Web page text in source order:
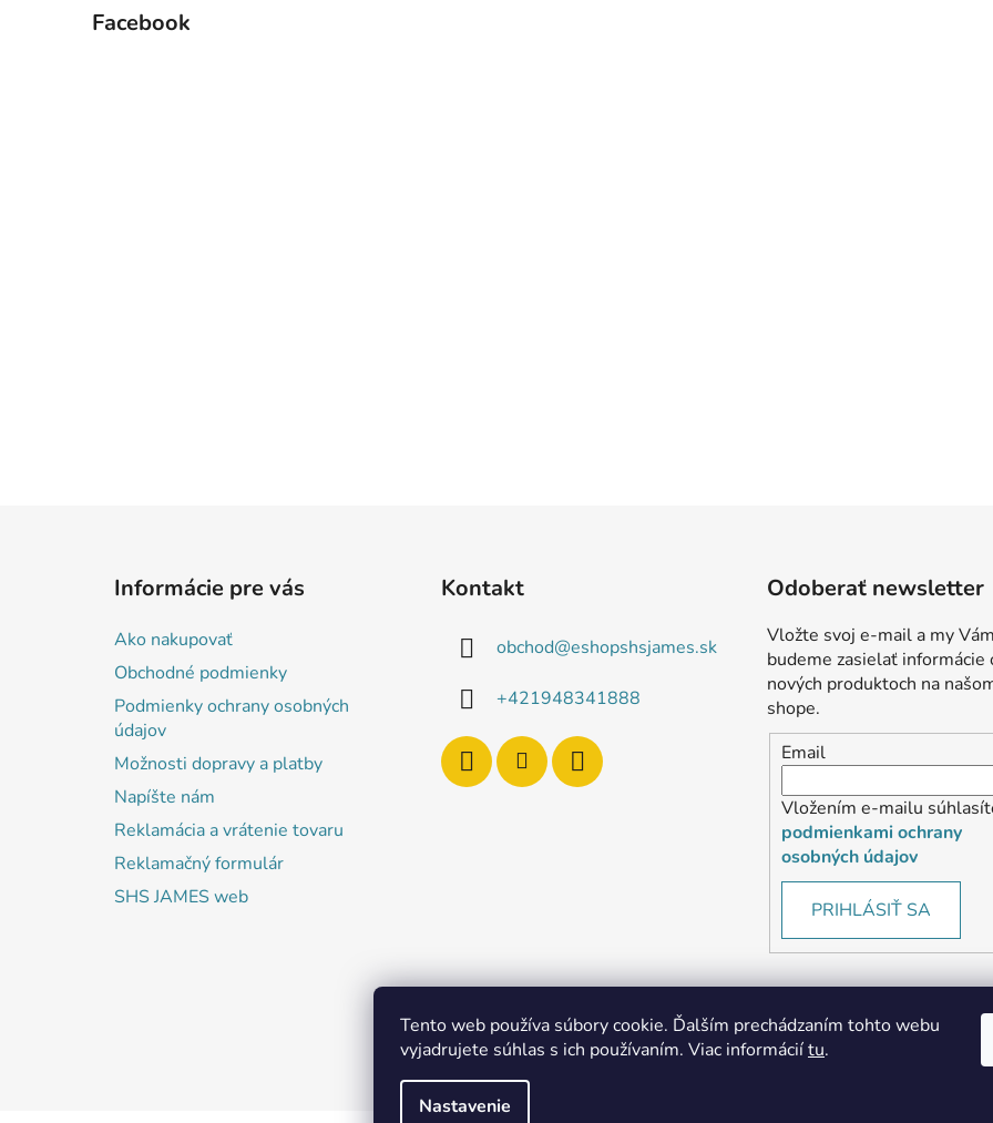
Tento web používa súbory cookie. Ďalším prechádzaním tohto webu
vyjadrujete súhlas s ich používaním. Viac informáciítu.
Nastavenie
Facebook
Informácie pre vás
Ako nakupovať
Obchodné podmienky
Podmienky ochrany osobných
údajov
Možnosti dopravy a platby
Napíšte nám
Reklamácia a vrátenie tovaru
Reklamačný formulár
SHS JAMES web
Kontakt
obchod@eshopshsjames.sk
+421948341888
Odoberať newsletter
Vložte svoj e-mail a my Vám
budeme zasielať informácie
nových produktoch na
shope.
Email
Vložením e-mailu
podmienkami ochrany
osobných údajov
PRIHLÁSIŤ SA
MôjPrvýEshop.sk Shoptet.sk